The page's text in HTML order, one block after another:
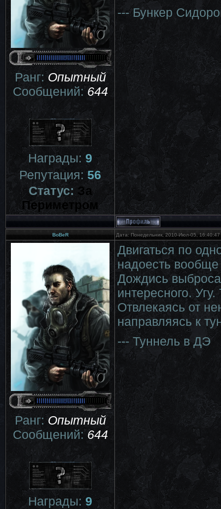
Ранг:Опытный
Сообщений:644
Награды:9
Репутация:56
Статус:За
Периметром
--- Бункер
BoBeR Дата: Понедельник, 2010-Июл-05,
Ранг:Опытный
Сообщений:644
Награды:9
Двигаться по
надоесть
Дождись
интересного.
Отвлекаясь от
направляясь к
--- Туннель в ДЭ